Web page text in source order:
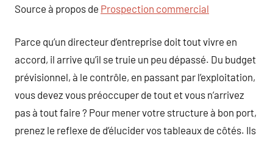
Source à propos de Prospection commercial
Parce qu’un directeur d’entreprise doit tout vivre en
accord, il arrive qu’il se truie un peu dépassé. Du budget
prévisionnel, à le contrôle, en passant par l’exploitation,
vous devez vous préoccuper de tout et vous n’arrivez
pas à tout faire ? Pour mener votre structure à bon port,
prenez le reflexe de d’élucider vos tableaux de côtés. Ils